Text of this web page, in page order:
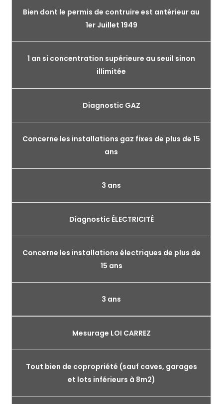
Bien dont le permis de contruire est antérieur au
1er Juillet 1949
1 an si concentration supérieure au seuil sinon
illimitée
Diagnostic GAZ
Concerne les installations gaz fixes de plus de 15
ans
3 ans
Diagnostic ÉLECTRICITÉ
Concerne les installations électriques de plus de
15 ans
3 ans
Mesurage LOI CARREZ
Tout bien de copropriété (sauf caves, garages
et lots inférieurs à 8m2)